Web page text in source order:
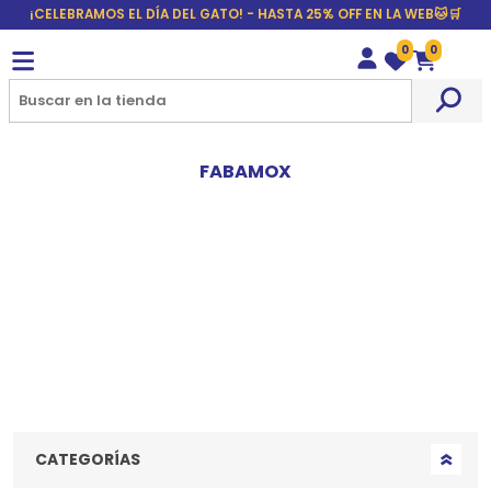
¡CELEBRAMOS EL DÍA DEL GATO! - HASTA 25% OFF EN LA WEB🐱🛒
Wishlist
0
Carrito
0
FABAMOX
CATEGORÍAS